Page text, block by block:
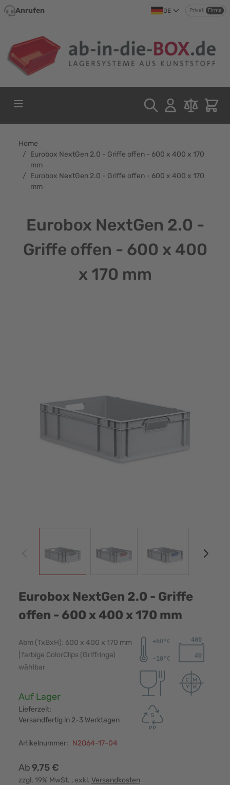
Direkt zum Inhalt
Anrufen DE Privat Firma
Home
/ Eurobox NextGen 2.0 - Griffe offen - 600 x 400 x 170
mm
/ Eurobox NextGen 2.0 - Griffe offen - 600 x 400 x 170
mm
Eurobox NextGen 2.0 -
Griffe offen - 600 x 400
x 170 mm
Eurobox NextGen 2.0 - Griffe
offen - 600 x 400 x 170 mm
Abm (TxBxH): 600 x 400 x 170 mm
| farbige ColorClips (Griffringe)
wählbar
Verfügbarkeit:
Auf Lager
Lieferzeit:
Versandfertig in 2-3 Werktagen
Artikelnummer: N2O64-17-04
Ab9,75 €
zzgl. 19% MwSt. , exkl. Versandkosten